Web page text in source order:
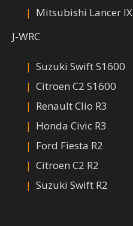
Mitsubishi Lancer IX
J-WRC
Suzuki Swift S1600
Citroen C2 S1600
Renault Clio R3
Honda Civic R3
Ford Fiesta R2
Citroen C2 R2
Suzuki Swift R2